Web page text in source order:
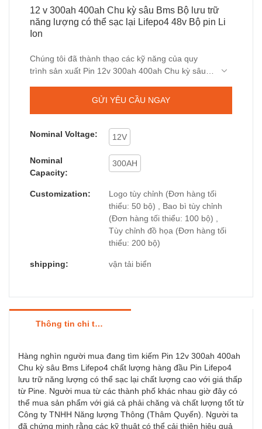
12 v 300ah 400ah Chu kỳ sâu Bms Bộ lưu trữ
năng lượng có thể sạc lại Lifepo4 48v Bộ pin Li
Ion
Chúng tôi đã thành thạo các kỹ năng của quy
trình sản xuất Pin 12v 300ah 400ah Chu kỳ sâu
có thể sạc lại chất lượng cao. (các) lĩnh vực Pin
GỬI YÊU CẦU NGAY
Nominal Voltage: 12V
Nominal
Capacity:
300AH
Customization:
Logo tùy chỉnh (Đơn hàng tối
thiểu: 50 bộ) , Bao bì tùy chỉnh
(Đơn hàng tối thiểu: 100 bộ) ,
Tùy chỉnh đồ họa (Đơn hàng tối
thiểu: 200 bộ)
shipping: vận tải biển
Thông tin chi tiết sản phẩm
Hàng nghìn người mua đang tìm kiếm Pin 12v 300ah 400ah
Chu kỳ sâu Bms Lifepo4 chất lượng hàng đầu Pin Lifepo4
lưu trữ năng lượng có thể sạc lại chất lượng cao với giá thấp
từ Pine. Người mua từ các thành phố khác nhau giờ đây có
thể mua sản phẩm với giá cả phải chăng và chất lượng tốt từ
Công ty TNHH Năng lượng Thông (Thâm Quyến). Người ta
đã chứng minh rằng các kỹ thuật có thể cải thiện hiệu quả